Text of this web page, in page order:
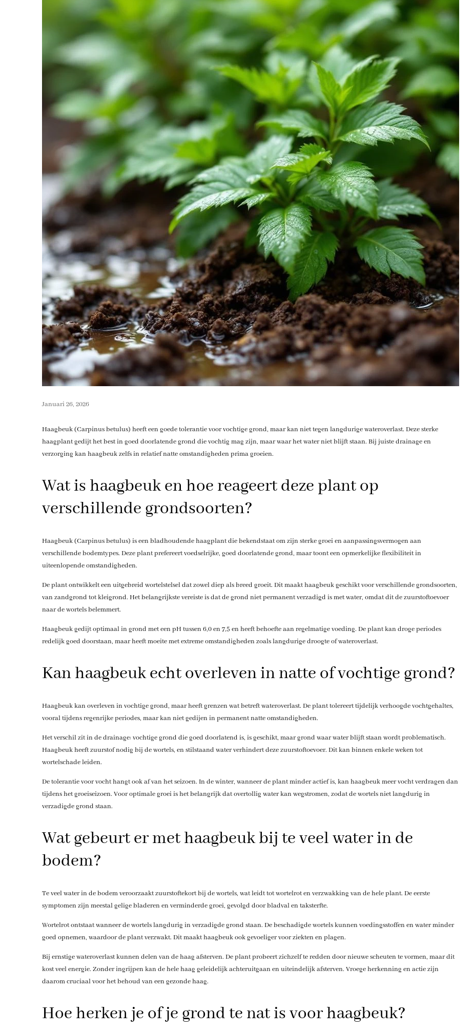
Januari 26, 2026
Haagbeuk (Carpinus betulus) heeft een goede tolerantie voor vochtige grond, maar kan niet tegen langdurige wateroverlast. Deze sterke
haagplant gedijt het best in goed doorlatende grond die vochtig mag zijn, maar waar het water niet blijft staan. Bij juiste drainage en
verzorging kan haagbeuk zelfs in relatief natte omstandigheden prima groeien.
Wat is haagbeuk en hoe reageert deze plant op
verschillende grondsoorten?
Haagbeuk (Carpinus betulus) is een bladhoudende haagplant die bekendstaat om zijn sterke groei en aanpassingsvermogen aan
verschillende bodemtypes. Deze plant prefereert voedselrijke, goed doorlatende grond, maar toont een opmerkelijke flexibiliteit in
uiteenlopende omstandigheden.
De plant ontwikkelt een uitgebreid wortelstelsel dat zowel diep als breed groeit. Dit maakt haagbeuk geschikt voor verschillende grondsoorten,
van zandgrond tot kleigrond. Het belangrijkste vereiste is dat de grond niet permanent verzadigd is met water, omdat dit de zuurstoftoevoer
naar de wortels belemmert.
Haagbeuk gedijt optimaal in grond met een pH tussen 6,0 en 7,5 en heeft behoefte aan regelmatige voeding. De plant kan droge periodes
redelijk goed doorstaan, maar heeft moeite met extreme omstandigheden zoals langdurige droogte of wateroverlast.
Kan haagbeuk echt overleven in natte of vochtige grond?
Haagbeuk kan overleven in vochtige grond, maar heeft grenzen wat betreft wateroverlast. De plant tolereert tijdelijk verhoogde vochtgehaltes,
vooral tijdens regenrijke periodes, maar kan niet gedijen in permanent natte omstandigheden.
Het verschil zit in de drainage: vochtige grond die goed doorlatend is, is geschikt, maar grond waar water blijft staan wordt problematisch.
Haagbeuk heeft zuurstof nodig bij de wortels, en stilstaand water verhindert deze zuurstoftoevoer. Dit kan binnen enkele weken tot
wortelschade leiden.
De tolerantie voor vocht hangt ook af van het seizoen. In de winter, wanneer de plant minder actief is, kan haagbeuk meer vocht verdragen dan
tijdens het groeiseizoen. Voor optimale groei is het belangrijk dat overtollig water kan wegstromen, zodat de wortels niet langdurig in
verzadigde grond staan.
Wat gebeurt er met haagbeuk bij te veel water in de
bodem?
Te veel water in de bodem veroorzaakt zuurstoftekort bij de wortels, wat leidt tot wortelrot en verzwakking van de hele plant. De eerste
symptomen zijn meestal gelige bladeren en verminderde groei, gevolgd door bladval en taksterfte.
Wortelrot ontstaat wanneer de wortels langdurig in verzadigde grond staan. De beschadigde wortels kunnen voedingsstoffen en water minder
goed opnemen, waardoor de plant verzwakt. Dit maakt haagbeuk ook gevoeliger voor ziekten en plagen.
Bij ernstige wateroverlast kunnen delen van de haag afsterven. De plant probeert zichzelf te redden door nieuwe scheuten te vormen, maar dit
kost veel energie. Zonder ingrijpen kan de hele haag geleidelijk achteruitgaan en uiteindelijk afsterven. Vroege herkenning en actie zijn
daarom cruciaal voor het behoud van een gezonde haag.
Hoe herken je of je grond te nat is voor haagbeuk?